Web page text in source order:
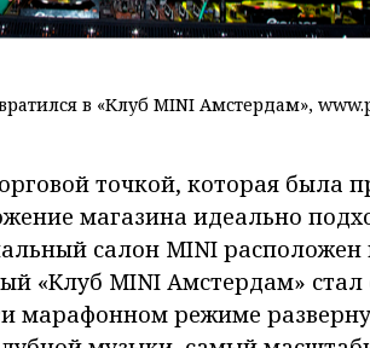
в «Клуб MINI Амстердам»,
точкой, которая была
магазина идеально
салон MINI расположен
«Клуб MINI Амстердам» стал
марафонном режиме